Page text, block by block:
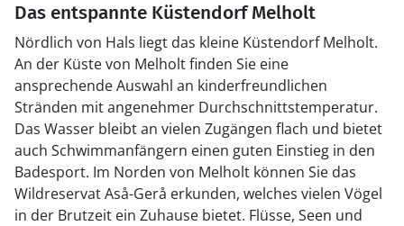
Das entspannte Küstendorf Melholt
Nördlich von Hals liegt das kleine Küstendorf Melholt.
An der Küste von Melholt finden Sie eine
ansprechende Auswahl an kinderfreundlichen
Stränden mit angenehmer Durchschnittstemperatur.
Das Wasser bleibt an vielen Zugängen flach und bietet
auch Schwimmanfängern einen guten Einstieg in den
Badesport. Im Norden von Melholt können Sie das
Wildreservat Aså-Gerå erkunden, welches vielen Vögel
in der Brutzeit ein Zuhause bietet. Flüsse, Seen und